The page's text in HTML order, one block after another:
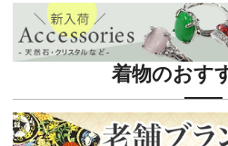
着物のおす